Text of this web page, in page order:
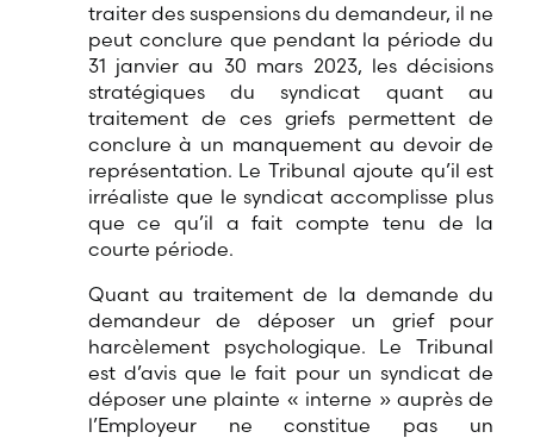
traiter des suspensions du demandeur, il ne
peut conclure que pendant la période du
31 janvier au 30 mars 2023, les décisions
stratégiques du syndicat quant au
traitement de ces griefs permettent de
conclure à un manquement au devoir de
représentation. Le Tribunal ajoute qu’il est
irréaliste que le syndicat accomplisse plus
que ce qu’il a fait compte tenu de la
courte période.
Quant au traitement de la demande du
demandeur de déposer un grief pour
harcèlement psychologique. Le Tribunal
est d’avis que le fait pour un syndicat de
déposer une plainte « interne » auprès de
l’Employeur ne constitue pas un